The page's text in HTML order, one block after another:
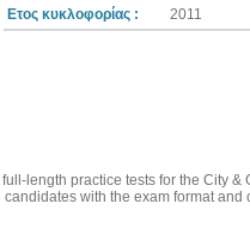
Ετος κυκλοφορίας :
2011
length practice tests for the City
with the exam format